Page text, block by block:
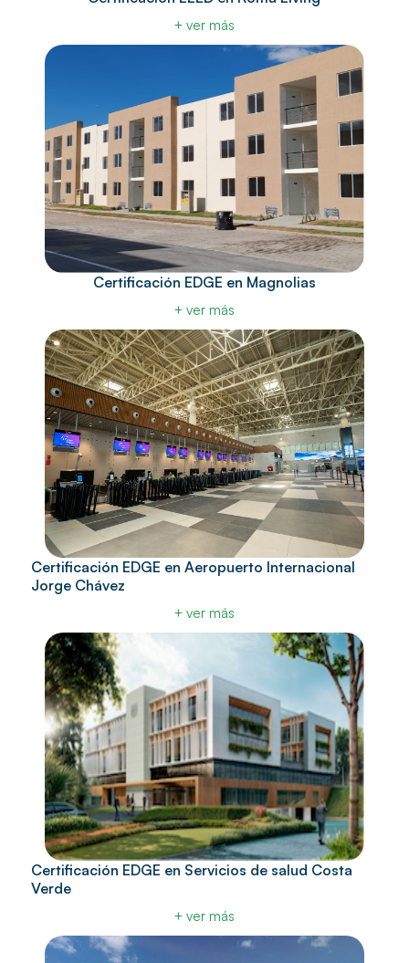
+ ver más
Certificación EDGE en Magnolias
+ ver más
Certificación EDGE en Aeropuerto Internacional
Jorge Chávez
+ ver más
Certificación EDGE en Servicios de salud Costa
Verde
+ ver más